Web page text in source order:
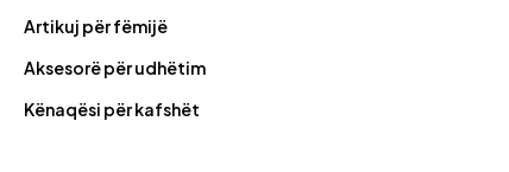
Artikuj për fëmijë
Aksesorë për udhëtim
Kënaqësi për kafshët